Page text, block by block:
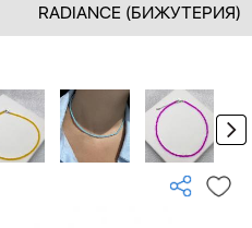
RADIANCE (БИЖУТЕРИЯ)